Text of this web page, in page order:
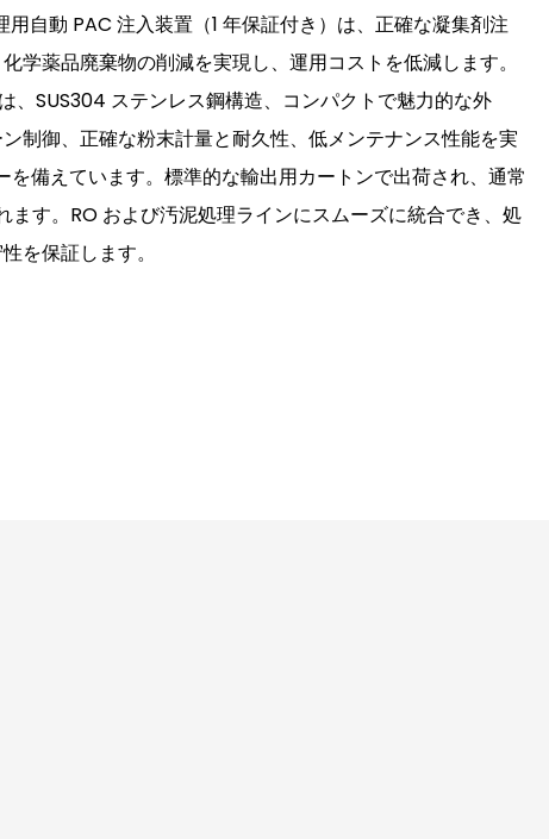
自動 PAC 注入装置（1 年保証付き）は、正確な凝集剤注
学薬品廃棄物の削減を実現し、運用コストを低減します。
、SUS304 ステンレス鋼構造、コンパクトで魅力的な外
制御、正確な粉末計量と耐久性、低メンテナンス性能を実
を備えています。標準的な輸出用カートンで出荷され、通常
ます。RO および汚泥処理ラインにスムーズに統合でき、処
を保証します。